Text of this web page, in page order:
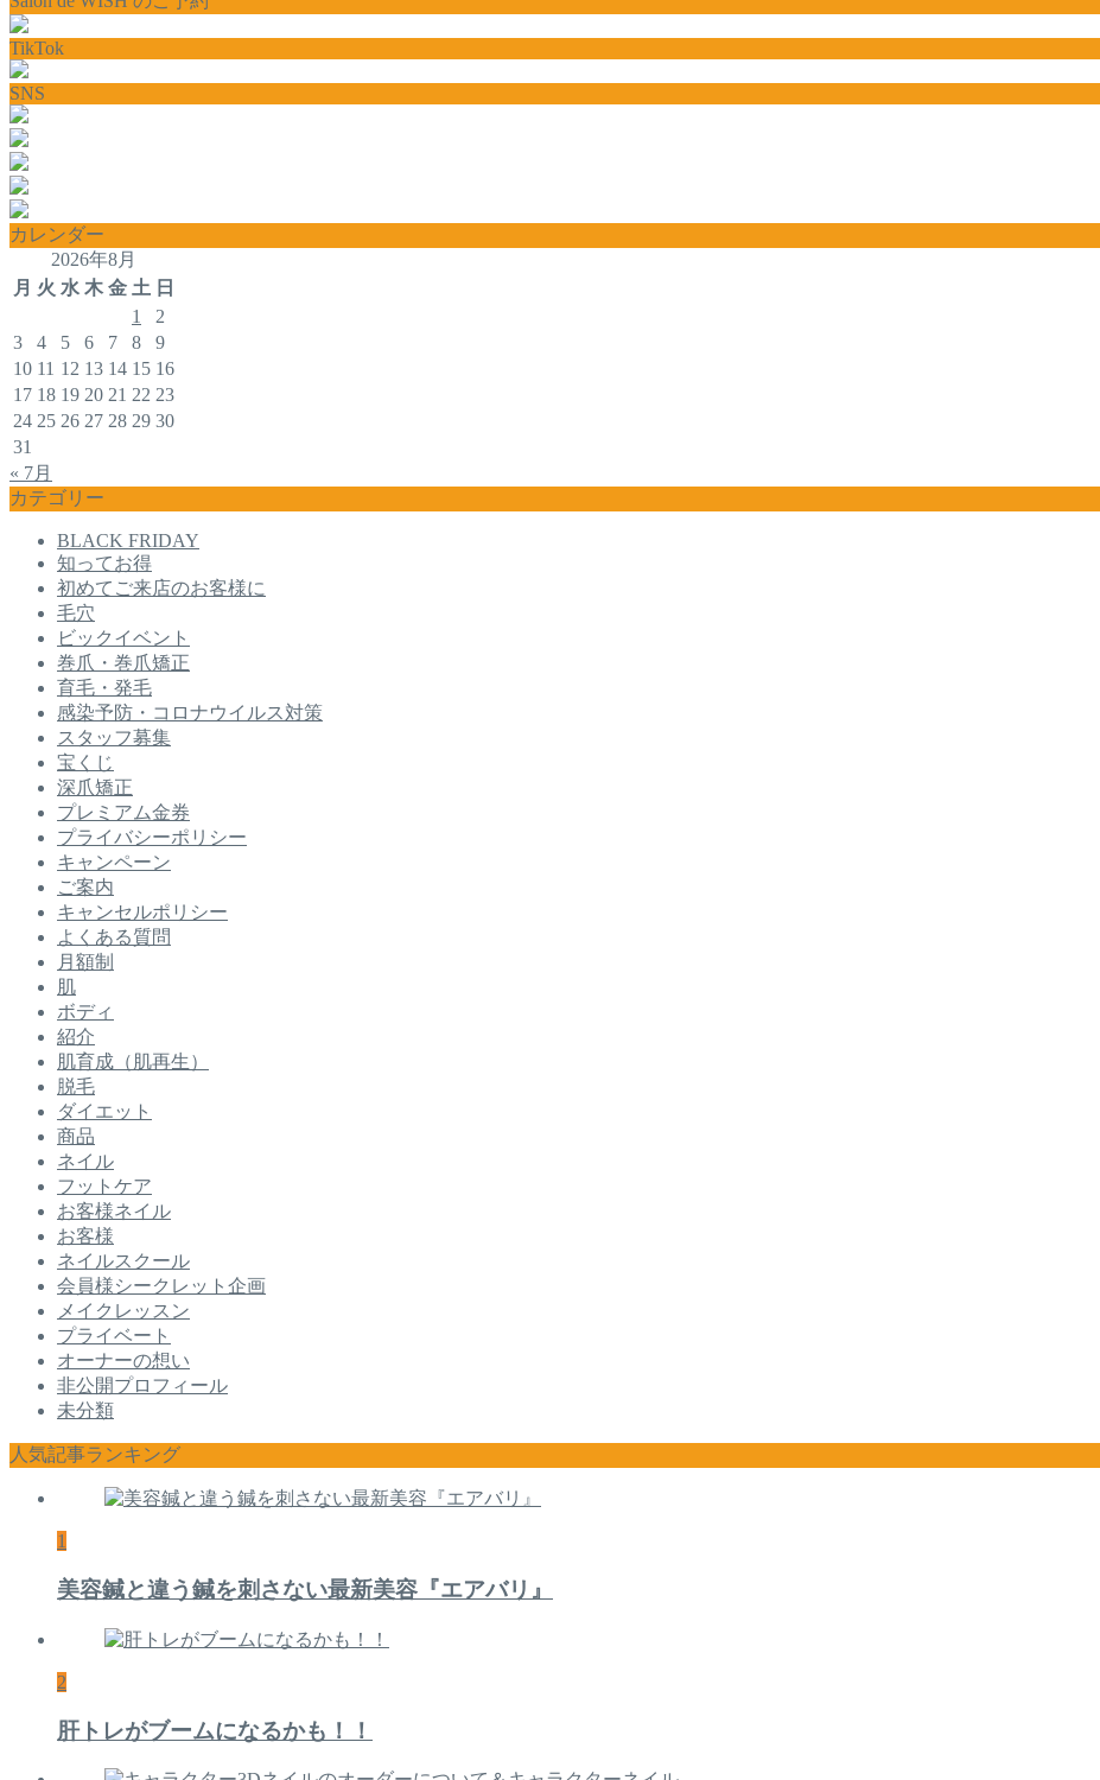
TikTok
SNS
カレンダー
2026年8月
月 火 水 木 金 土 日
1
2
3
4 5 6 7 8
9
10 11 12 13 14 15 16
17 18 19 20 21 22 23
24 25 26 27 28 29 30
31
« 7月
カテゴリー
BLACK FRIDAY
知ってお得
初めてご来店のお客様に
毛穴
ビックイベント
巻爪・巻爪矯正
育毛・発毛
感染予防・コロナウイルス対策
スタッフ募集
宝くじ
深爪矯正
プレミアム金券
プライバシーポリシー
キャンペーン
ご案内
キャンセルポリシー
よくある質問
月額制
肌
ボディ
紹介
肌育成（肌再生）
脱毛
ダイエット
商品
ネイル
フットケア
お客様ネイル
お客様
ネイルスクール
会員様シークレット企画
メイクレッスン
プライベート
オーナーの想い
非公開プロフィール
未分類
人気記事ランキング
1
美容鍼と違う鍼を刺さない最新美容『エアバリ』
2
肝トレがブームになるかも！！